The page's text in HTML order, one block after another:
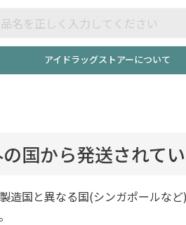
ト2倍600円分プレ
アイドラッグストアーについて
国から発送されて
造国と異なる国(シンガポールな